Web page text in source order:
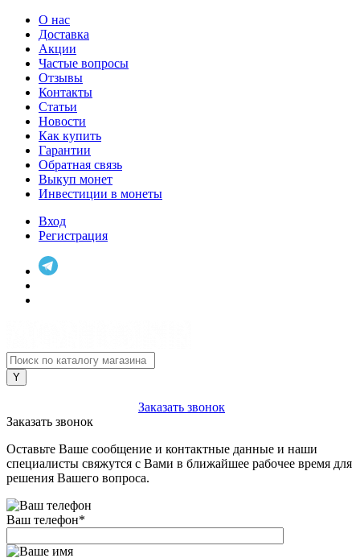
О нас
Доставка
Акции
Частые вопросы
Отзывы
Контакты
Статьи
Новости
Как купить
Гарантии
Обратная связь
Выкуп монет
Инвестиции в монеты
Вход
Регистрация
Заказать звонок
Заказать звонок
Оставьте Ваше сообщение и контактные данные и наши
специалисты свяжутся с Вами в ближайшее рабочее время для
решения Вашего вопроса.
Ваш телефон*